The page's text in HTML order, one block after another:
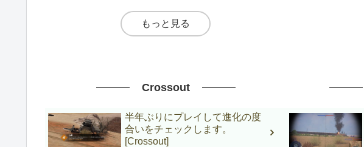
もっと見る
Crossout
半年ぶりにプレイして進化の度
合いをチェックします。
[Crossout]